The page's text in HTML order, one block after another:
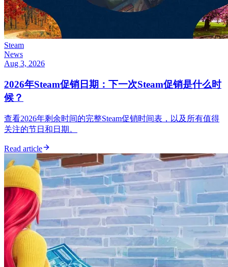
Steam
News
Aug 3, 2026
2026年Steam促销日期：下一次Steam促销是什么时
候？
查看2026年剩余时间的完整Steam促销时间表，以及所有值得
关注的节日和日期。
Read article